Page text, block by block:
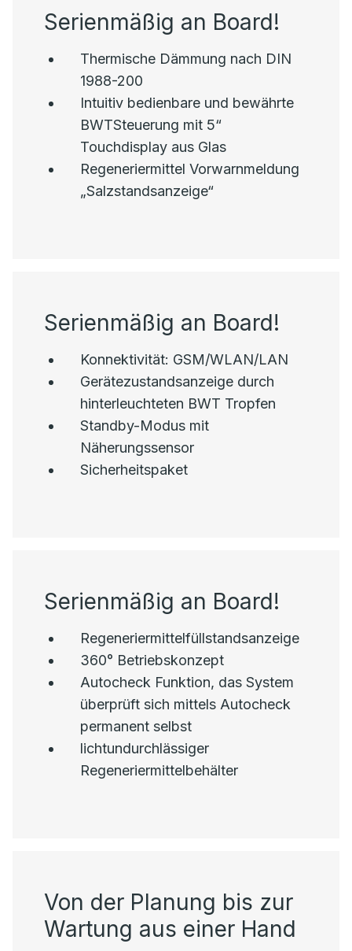
Serienmäßig an Board!
Thermische Dämmung nach DIN
1988-200
Intuitiv bedienbare und bewährte
BWTSteuerung mit 5“
Touchdisplay aus Glas
Regeneriermittel Vorwarnmeldung
„Salzstandsanzeige“
Serienmäßig an Board!
Konnektivität: GSM/WLAN/LAN
Gerätezustandsanzeige durch
hinterleuchteten BWT Tropfen
Standby-Modus mit
Näherungssensor
Sicherheitspaket
Serienmäßig an Board!
Regeneriermittelfüllstandsanzeige
360° Betriebskonzept
Autocheck Funktion, das System
überprüft sich mittels Autocheck
permanent selbst
lichtundurchlässiger
Regeneriermittelbehälter
Von der Planung bis zur
Wartung aus einer Hand